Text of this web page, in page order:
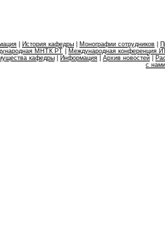
История кафедры Монографии сотрудников
МНТК РТ
Международная конференция
кафедры Информация Архив новостей
с нами